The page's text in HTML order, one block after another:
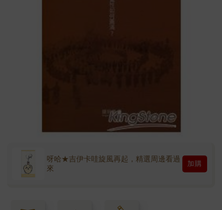
呀哈★吉伊卡哇旋風再起，精選周邊看過
來
加購